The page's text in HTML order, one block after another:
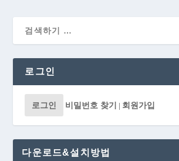
로그인
로그인 비밀번호 찾기 | 회원가입
다운로드&설치방법